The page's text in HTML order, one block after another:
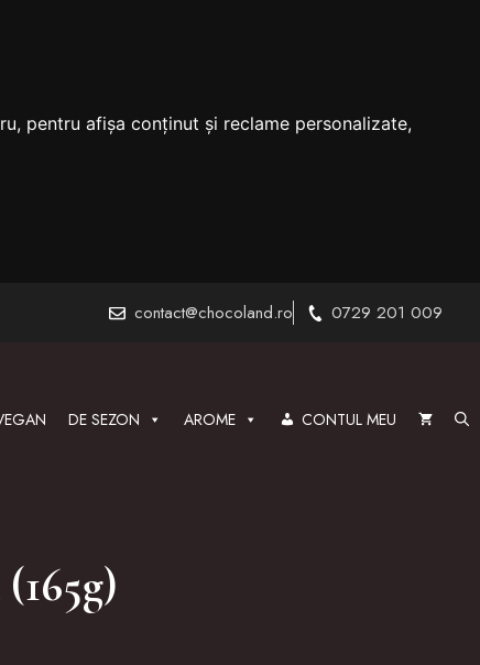
pentru afișa conținut și reclame personalizate,
contact@chocoland.ro 0729 201 009
DE SEZON AROME CONTUL MEU